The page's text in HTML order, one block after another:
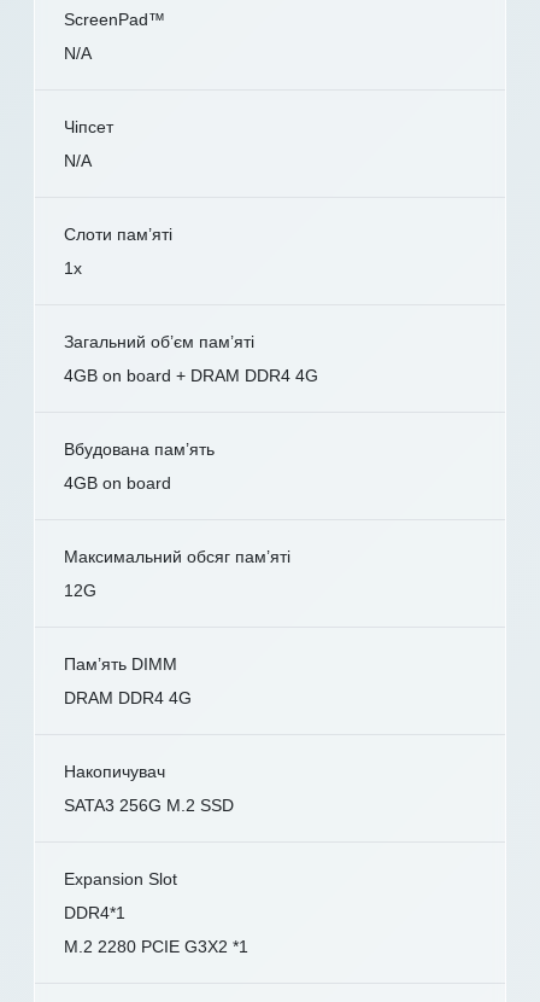
ScreenPad™
N/A
Чіпсет
N/A
Слоти пам’яті
1x
Загальний об’єм пам’яті
4GB on board + DRAM DDR4 4G
Вбудована пам’ять
4GB on board
Максимальний обсяг пам’яті
12G
Пам’ять DIMM
DRAM DDR4 4G
Накопичувач
SATA3 256G M.2 SSD
Expansion Slot
DDR4*1
M.2 2280 PCIE G3X2 *1